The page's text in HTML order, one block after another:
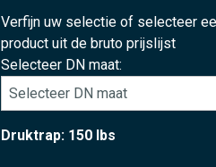
Verfijn uw selectie of selecteer
product uit de bruto prijslijst
Selecteer DN maat:
Druktrap: 150 lbs